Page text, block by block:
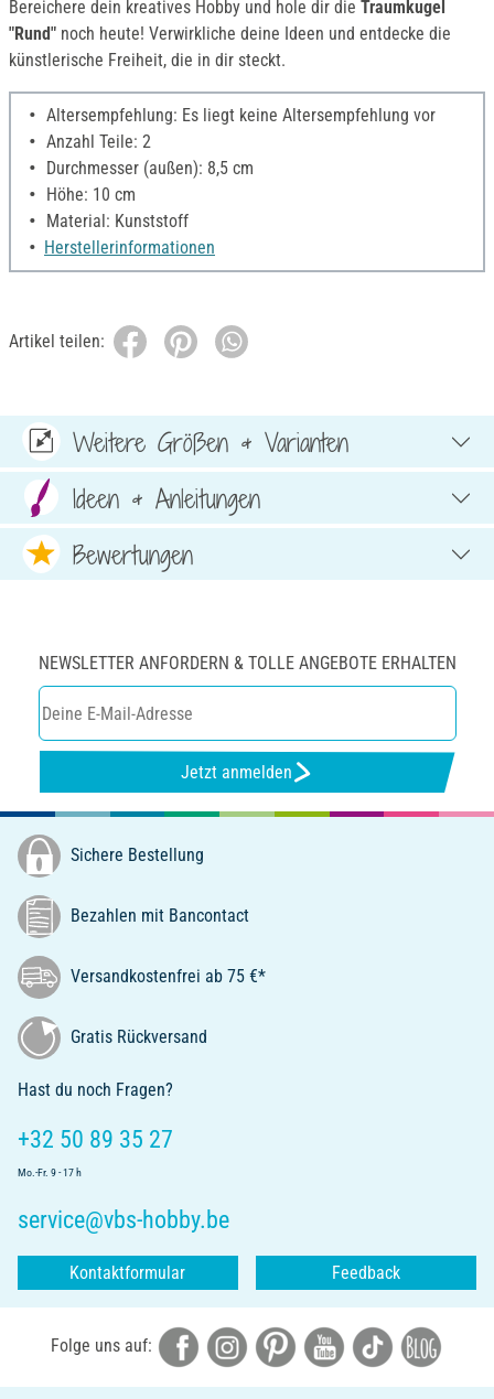
Bereichere dein kreatives Hobby und hole dir die Traumkugel
"Rund" noch heute! Verwirkliche deine Ideen und entdecke die
künstlerische Freiheit, die in dir steckt.
Altersempfehlung: Es liegt keine Altersempfehlung vor
Anzahl Teile: 2
Durchmesser (außen): 8,5 cm
Höhe: 10 cm
Material: Kunststoff
Herstellerinformationen
Artikel teilen:
Weitere Größen & Varianten
Ideen & Anleitungen
Bewertungen
NEWSLETTER ANFORDERN & TOLLE ANGEBOTE ERHALTEN
Jetzt anmelden
Sichere Bestellung
Bezahlen mit Bancontact
Versandkostenfrei ab 75 €*
Gratis Rückversand
Hast du noch Fragen?
+32 50 89 35 27
Mo.-Fr. 9 - 17 h
service@vbs-hobby.be
Kontaktformular Feedback
Folge uns auf: